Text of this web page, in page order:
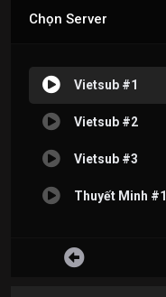
Chọn Server
Vietsub #1
Vietsub #2
Vietsub #3
Thuyết Minh #1